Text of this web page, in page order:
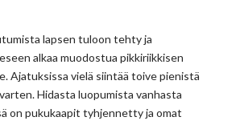
lapsen tuloon tehty ja
alkaa muodostua pikkiriikkisen
Ajatuksissa vielä siintää toive pienistä
Hidasta luopumista vanhasta
on pukukaapit tyhjennetty ja omat